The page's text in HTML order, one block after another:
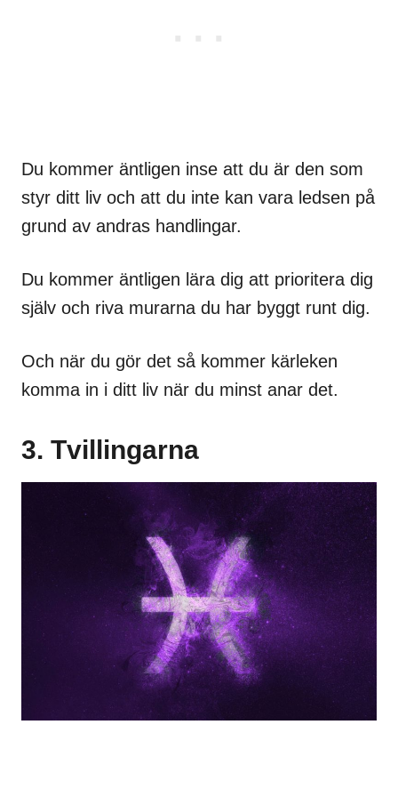
Du kommer äntligen inse att du är den som
styr ditt liv och att du inte kan vara ledsen på
grund av andras handlingar.
Du kommer äntligen lära dig att prioritera dig
själv och riva murarna du har byggt runt dig.
Och när du gör det så kommer kärleken
komma in i ditt liv när du minst anar det.
3. Tvillingarna